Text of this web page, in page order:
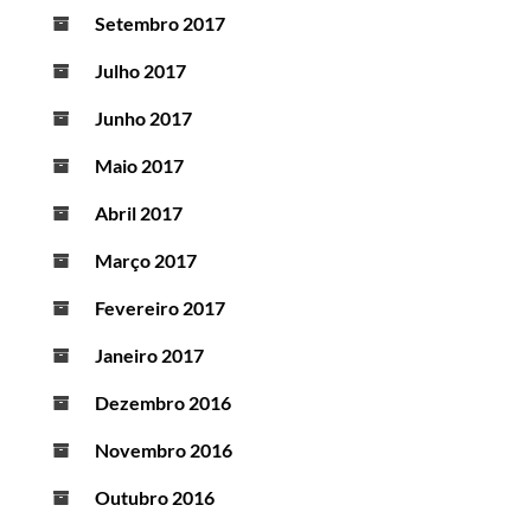
Setembro 2017
Julho 2017
Junho 2017
Maio 2017
Abril 2017
Março 2017
Fevereiro 2017
Janeiro 2017
Dezembro 2016
Novembro 2016
Outubro 2016